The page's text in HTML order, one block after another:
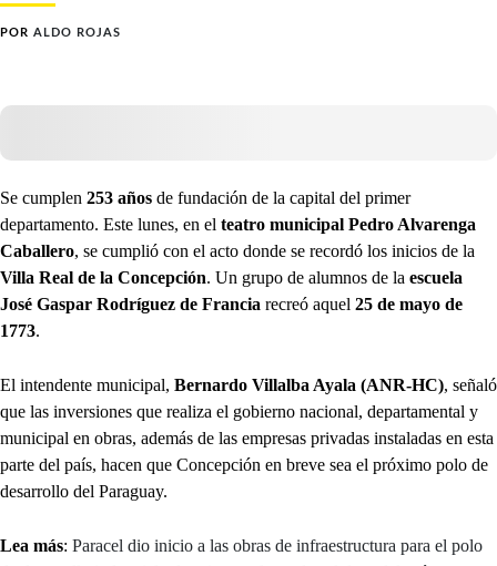
POR ALDO ROJAS
Se cumplen 253 años de fundación de la capital del primer
departamento. Este lunes, en el teatro municipal Pedro Alvarenga
Caballero, se cumplió con el acto donde se recordó los inicios de la
Villa Real de la Concepción. Un grupo de alumnos de la escuela
José Gaspar Rodríguez de Francia recreó aquel 25 de mayo de
1773.
El intendente municipal, Bernardo Villalba Ayala (ANR-HC), señaló
que las inversiones que realiza el gobierno nacional, departamental y
municipal en obras, además de las empresas privadas instaladas en esta
parte del país, hacen que Concepción en breve sea el próximo polo de
desarrollo del Paraguay.
Lea más: Paracel dio inicio a las obras de infraestructura para el polo